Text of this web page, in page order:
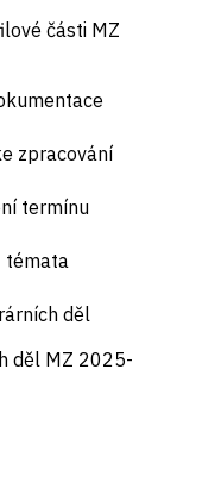
části MZ
zpracování
termínu
témata
děl
děl MZ 2025-